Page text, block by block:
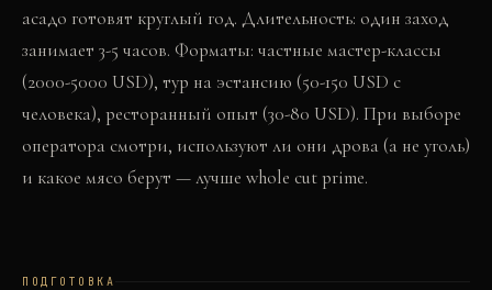
асадо готовят круглый год. Длительность: один заход
занимает 3-5 часов. Форматы: частные мастер-классы
(2000-5000 USD), тур на эстансию (50-150 USD с
человека), ресторанный опыт (30-80 USD). При выборе
оператора смотри, используют ли они дрова (а не уголь)
и какое мясо берут — лучше whole cut prime.
ПОДГОТОВКА